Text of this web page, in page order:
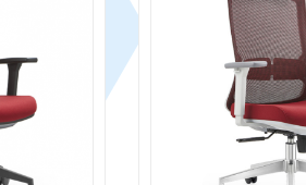
1150-1260 (mm)
Chất liệu: Khung ghế
thủy tinh bọc lưới nylon
mút PU. Chân ghế làm
350#. Bánh xe PU màu
Bảo hành: 24 tháng.